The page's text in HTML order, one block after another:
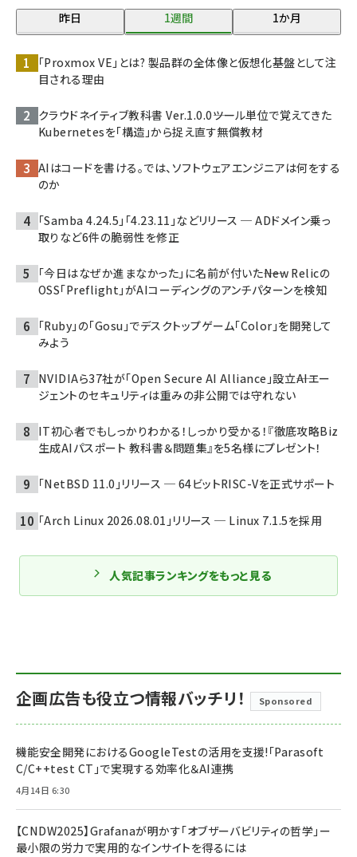
昨日 1週間 1か月
「Proxmox VE」とは? 製品群の全体像と仮想化基盤として注
目される理由
クラウドネイティブ教科書 Ver.1.0.0――ツール単位で覚えてきた
Kubernetesを「構造」から捉え直す無償教材
AIはコードを書ける。では、ソフトウェアエンジニアは何をする
のか
「Samba 4.24.5」「4.23.11」などリリース ─ ADドメイン乗っ
取りなど6件の脆弱性を修正
「今日はなぜか進まなかった」に名前が付いた――New Relicの
OSS「Preflight」がAIコーディングのアンチパターンを検知
「Ruby」の「Gosu」でデスクトップゲーム「Color」を開発して
みよう
NVIDIAら37社が「Open Secure AI Alliance」設立――AIエー
ジェントのセキュリティは重みの非公開では守れない
IT初心者でもしっかりわかる！しっかり受かる！『徹底攻略Biz
生成AIパスポート 教科書＆問題集』を5名様にプレゼント！
「NetBSD 11.0」リリース ─ 64ビットRISC-Vを正式サポート
「Arch Linux 2026.08.01」リリース ─ Linux 7.1.5を採用
人気記事ランキングをもっと見る
企画広告も役立つ情報バッチリ！ Sponsored
機能安全開発におけるGoogleTestの活用を支援!「Parasoft
C/C++test CT」で実現する効率化＆AI連携
4月14日 6:30
【CNDW2025】Grafanaが明かす「オブザーバビリティの哲学」ー
最小限の労力で実用的なインサイトを得るには